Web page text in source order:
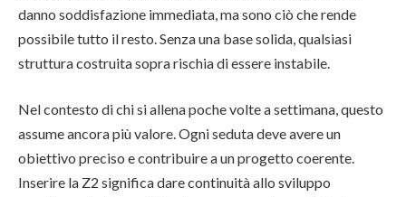
danno soddisfazione immediata, ma sono ciò che rende
possibile tutto il resto. Senza una base solida, qualsiasi
struttura costruita sopra rischia di essere instabile.
Nel contesto di chi si allena poche volte a settimana, questo
assume ancora più valore. Ogni seduta deve avere un
obiettivo preciso e contribuire a un progetto coerente.
Inserire la Z2 significa dare continuità allo sviluppo